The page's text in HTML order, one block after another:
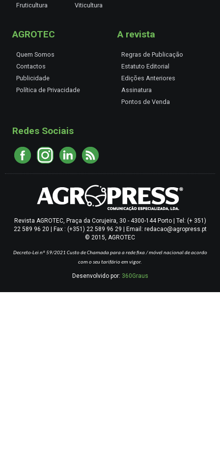
Fruticultura
Viticultura
AGROTEC
Quem Somos
Contactos
Publicidade
Política de Privacidade
A revista
Regras de Publicação
Estatuto Editorial
Edições Anteriores
Assinatura
Pontos de Venda
Redes Sociais
Revista AGROTEC, Praça da Corujeira, 30 - 4300-144 Porto | Tel: (+ 351)
22 589 96 20 | Fax : (+351) 22 589 96 29 | Email: redacao@agropress.pt
© 2015, AGROTEC
Decreto-Lei nº 59/2021 Custo de Chamada para a rede fixa / móvel nacional de acordo
com o seu tarifário em vigor.
Desenvolvido por: 360Graus